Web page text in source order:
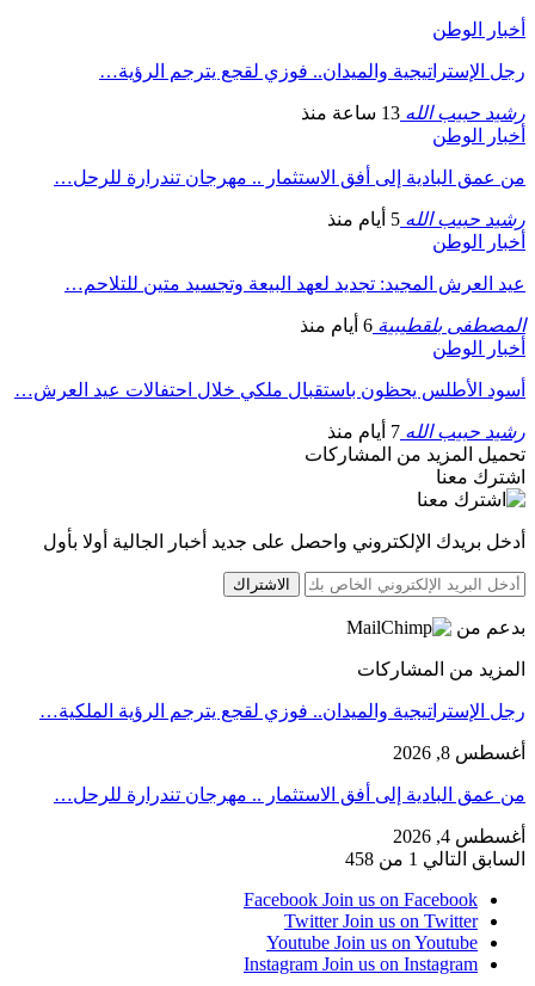
أخبار الوطن
رجل الإستراتيجية والميدان.. فوزي لقجع يترجم الرؤية…
رشيد حبيب الله 13 ساعة منذ
أخبار الوطن
من عمق البادية إلى أفق الاستثمار .. مهرجان تندرارة للرحل…
رشيد حبيب الله 5 أيام منذ
أخبار الوطن
عيد العرش المجيد: تجديد لعهد البيعة وتجسيد متين للتلاحم…
المصطفى بلقطيبية 6 أيام منذ
أخبار الوطن
أسود الأطلس يحظون باستقبال ملكي خلال احتفالات عيد العرش…
رشيد حبيب الله 7 أيام منذ
تحميل المزيد من المشاركات
اشترك معنا
أدخل بريدك الإلكتروني واحصل على جديد أخبار الجالية أولا بأول
الاشتراك
بدعم من
المزيد من المشاركات
رجل الإستراتيجية والميدان.. فوزي لقجع يترجم الرؤية الملكية…
أغسطس 8, 2026
من عمق البادية إلى أفق الاستثمار .. مهرجان تندرارة للرحل…
أغسطس 4, 2026
السابق التالي 1 من 458
Facebook Join us on Facebook
Twitter Join us on Twitter
Youtube Join us on Youtube
Instagram Join us on Instagram